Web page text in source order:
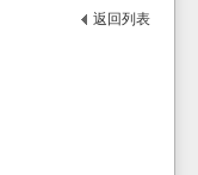
返回列表